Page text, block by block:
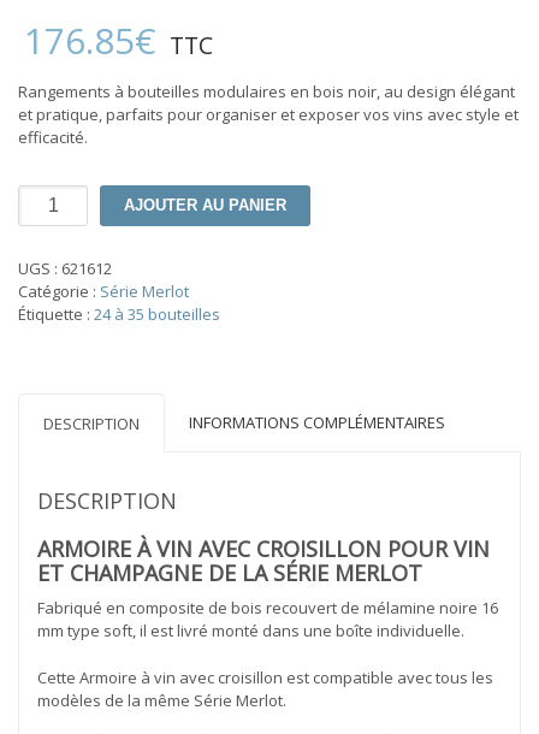
176.85€ TTC
Rangements à bouteilles modulaires en bois noir, au design élégant
et pratique, parfaits pour organiser et exposer vos vins avec style et
efficacité.
quantité
1
tablette
avec
AJOUTER AU PANIER
UGS : 621612
Catégorie : Série Merlot
Étiquette : 24 à 35 bouteilles
DESCRIPTION INFORMATIONS COMPLÉMENTAIRES
DESCRIPTION
ARMOIRE À VIN AVEC CROISILLON POUR VIN
ET CHAMPAGNE DE LA SÉRIE MERLOT
Fabriqué en composite de bois recouvert de mélamine noire 16
mm type soft, il est livré monté dans une boîte individuelle.
Cette Armoire à vin avec croisillon est compatible avec tous les
modèles de la même Série Merlot.